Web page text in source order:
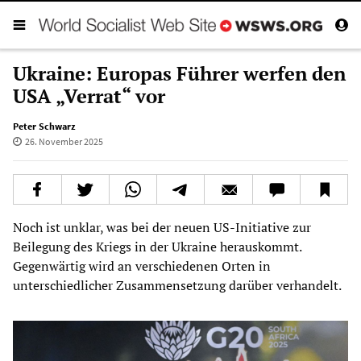
Ukraine: Europas Führer werfen den
USA „Verrat“ vor
Peter Schwarz
26. November 2025
Noch ist unklar, was bei der neuen US-Initiative zur
Beilegung des Kriegs in der Ukraine herauskommt.
Gegenwärtig wird an verschiedenen Orten in
unterschiedlicher Zusammensetzung darüber verhandelt.